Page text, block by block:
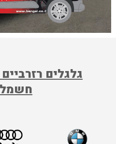
גלגלים